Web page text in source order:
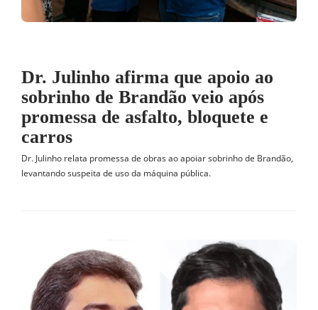
Dr. Julinho afirma que apoio ao
sobrinho de Brandão veio após
promessa de asfalto, bloquete e
carros
Dr. Julinho relata promessa de obras ao apoiar sobrinho de Brandão,
levantando suspeita de uso da máquina pública.